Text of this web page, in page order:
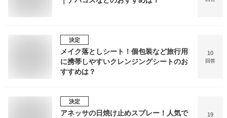
決定
メイク落としシート！個包装など旅行用
に携帯しやすいクレンジングシートのお
すすめは？
10
回答
決定
アネッサの日焼け止めスプレー！人気で
19